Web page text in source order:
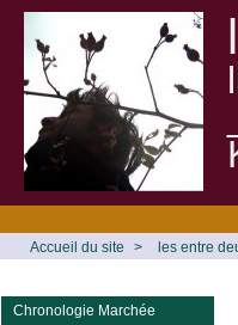
Accueil du site > les entre
Chronologie Marchée